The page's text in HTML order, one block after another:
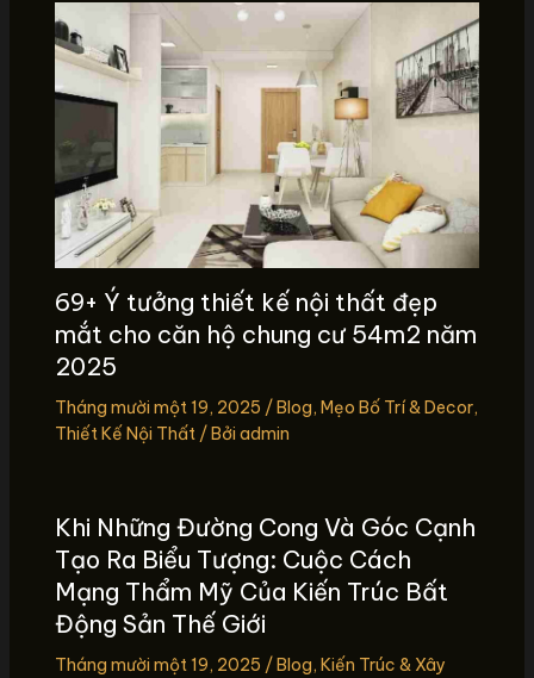
69+ Ý tưởng thiết kế nội thất đẹp
mắt cho căn hộ chung cư 54m2 năm
2025
Tháng mười một 19, 2025 /Blog, Mẹo Bố Trí & Decor,
Thiết Kế Nội Thất/ Bởi admin
Khi Những Đường Cong Và Góc Cạnh
Tạo Ra Biểu Tượng: Cuộc Cách
Mạng Thẩm Mỹ Của Kiến Trúc Bất
Động Sản Thế Giới
Tháng mười một 19, 2025 /Blog, Kiến Trúc & Xây